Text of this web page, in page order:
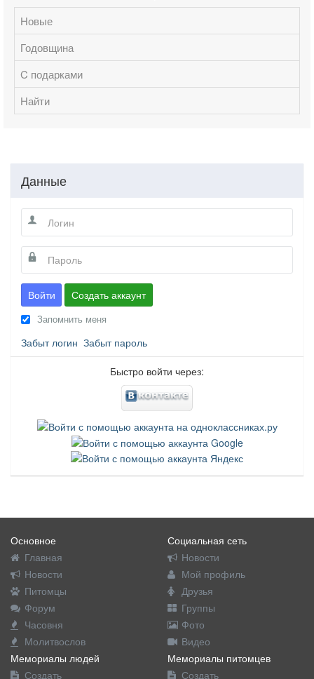
Новые
Годовщина
C подарками
Найти
Данные
Войти Создать аккаунт
Запомнить меня
Забыт логин Забыт пароль
Быстро войти через:
Основное
Главная
Новости
Питомцы
Форум
Часовня
Молитвослов
Социальная сеть
Новости
Мой профиль
Друзья
Группы
Фото
Видео
Мемориалы людей
Создать
Мемориалы питомцев
Создать